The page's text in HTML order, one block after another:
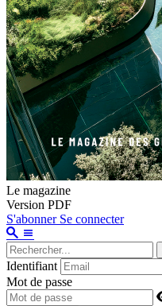
Le magazine
Version PDF
S'abonner Se connecter
Identifiant
Mot de passe